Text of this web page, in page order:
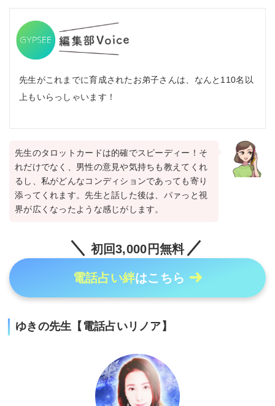
先生がこれまでに育成されたお弟子さんは、なんと110名以
上もいらっしゃいます！
先生のタロットカードは的確でスピーディー！そ
れだけでなく、男性の意見や気持ちも教えてくれ
るし、私がどんなコンディションであっても寄り
添ってくれます。先生と話した後は、パァっと視
界が広くなったような感じがします。
初回3,000円無料
電話占い絆はこちら
ゆきの先生【電話占いリノア】